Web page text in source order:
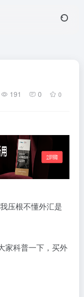
191 0 0
压根不懂外汇是
科普一下，买外